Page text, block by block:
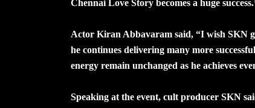
Chennai Love Story becomes a huge
Actor Kiran Abbavaram said, “I wish SKN
he continues delivering many more
energy remain unchanged as he achieves
Speaking at the event, cult producer SKN